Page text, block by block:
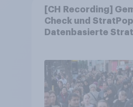
[CH Recording]
Check und
Datenbasierte